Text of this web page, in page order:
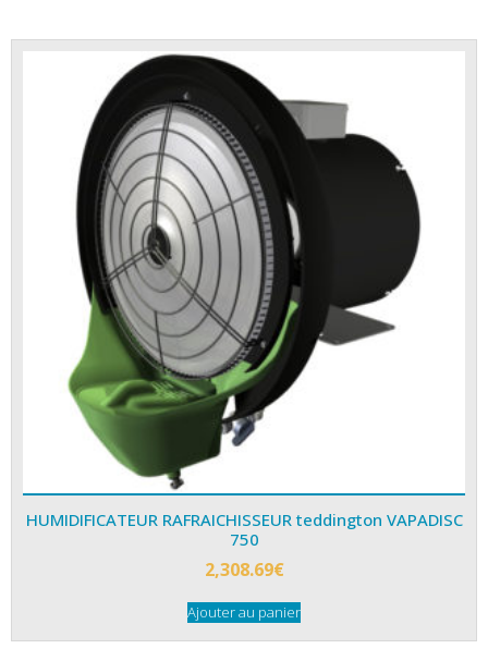
HUMIDIFICATEUR RAFRAICHISSEUR teddington VAPADISC
750
2,308.69€
Ajouter au panier